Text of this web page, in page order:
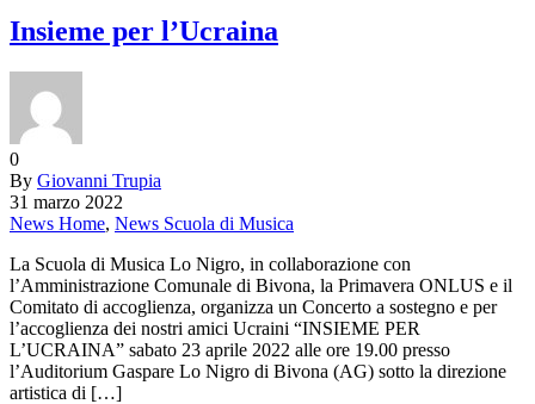
Insieme per l’Ucraina
0
By Giovanni Trupia
31 marzo 2022
News Home, News Scuola di Musica
La Scuola di Musica Lo Nigro, in collaborazione con
l’Amministrazione Comunale di Bivona, la Primavera ONLUS e il
Comitato di accoglienza, organizza un Concerto a sostegno e per
l’accoglienza dei nostri amici Ucraini “INSIEME PER
L’UCRAINA” sabato 23 aprile 2022 alle ore 19.00 presso
l’Auditorium Gaspare Lo Nigro di Bivona (AG) sotto la direzione
artistica di […]